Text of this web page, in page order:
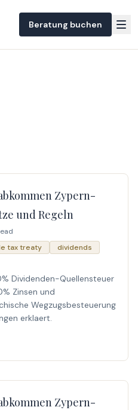
Beratung buchen
Zypern-
und Regeln
tax treaty
dividends
Dividenden-Quellensteuer
Zinsen und
Wegzugsbesteuerung
erklaert.
Zypern-